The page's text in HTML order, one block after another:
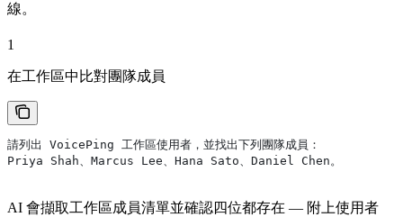
線。
1
在工作區中比對團隊成員
請列出 VoicePing 工作區使用者，並找出下列團隊成員：
Priya Shah、Marcus Lee、Hana Sato、Daniel Chen。
AI 會擷取工作區成員清單並確認四位都存在 — 附上使用者